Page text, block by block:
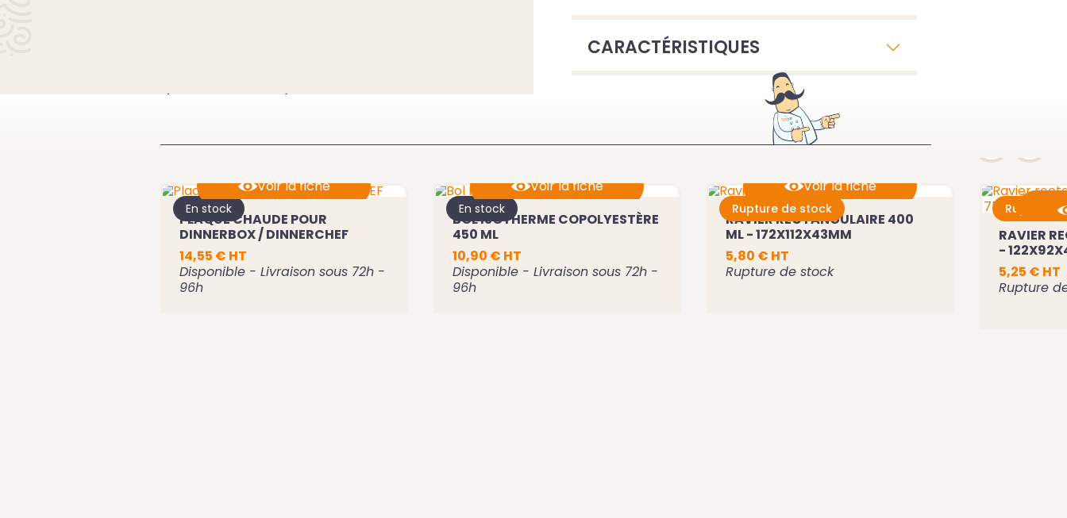
CARACTÉRISTIQUES
Voir la fiche
Ajouter au panier
PLAQUE CHAUDE POUR
DINNERBOX / DINNERCHEF
14,55 € HT
Disponible - Livraison sous 72h -
96h
En stock
Voir la fiche
Ajouter au panier
BOL ISOTHERME COPOLYESTÈRE
450 ML
10,90 € HT
Disponible - Livraison sous 72h -
96h
En stock
Voir la fiche
Ajouter au panier
RAVIER RECTANGULAIRE 400
ML - 172X112X43MM
5,80 € HT
Rupture de stock
Rupture de stock
RAVIER
-
5,25 € HT
Rupture
Rupture